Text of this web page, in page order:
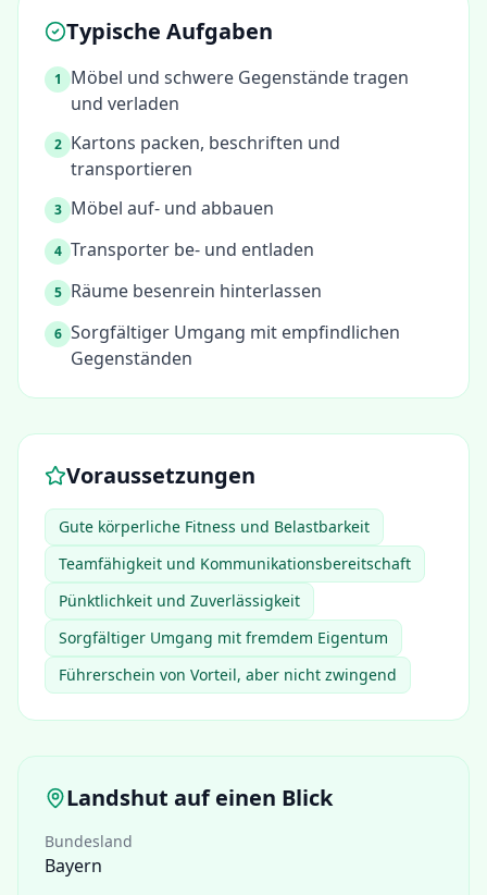
Typische Aufgaben
1
Möbel und schwere Gegenstände tragen
und verladen
2 Kartons packen, beschriften und
transportieren
3 Möbel auf- und abbauen
4 Transporter be- und entladen
5 Räume besenrein hinterlassen
6 Sorgfältiger Umgang mit empfindlichen
Gegenständen
Voraussetzungen
Gute körperliche Fitness und Belastbarkeit
Teamfähigkeit und Kommunikationsbereitschaft
Pünktlichkeit und Zuverlässigkeit
Sorgfältiger Umgang mit fremdem Eigentum
Führerschein von Vorteil, aber nicht zwingend
Landshut auf einen Blick
Bundesland
Bayern